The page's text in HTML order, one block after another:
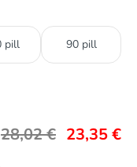
pill 90 pill
28,02€ 23,35€